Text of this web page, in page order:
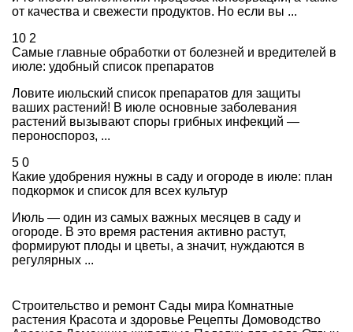
от качества и свежести продуктов. Но если вы ...
10 2
Самые главные обработки от болезней и вредителей в
июле: удобный список препаратов
Ловите июльский список препаратов для защиты
ваших растений! В июле основные заболевания
растений вызывают споры грибных инфекций —
пероноспороз, ...
5 0
Какие удобрения нужны в саду и огороде в июле: план
подкормок и список для всех культур
Июль — один из самых важных месяцев в саду и
огороде. В это время растения активно растут,
формируют плоды и цветы, а значит, нуждаются в
регулярных ...
Строительство и ремонт Сады мира Комнатные
растения Красота и здоровье Рецепты Домоводство